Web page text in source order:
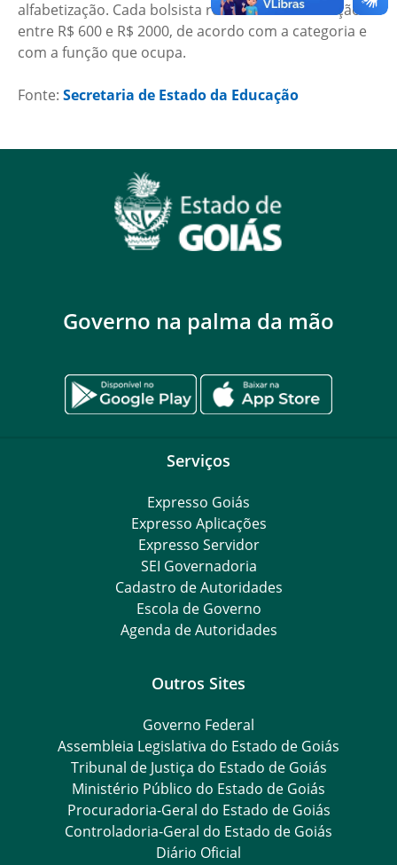
alfabetização. Cada bolsista receberá remuneração
entre R$ 600 e R$ 2000, de acordo com a categoria e
com a função que ocupa.
Fonte: Secretaria de Estado da Educação
Governo na palma da mão
Serviços
Expresso Goiás
Expresso Aplicações
Expresso Servidor
SEI Governadoria
Cadastro de Autoridades
Escola de Governo
Agenda de Autoridades
Outros Sites
Governo Federal
Assembleia Legislativa do Estado de Goiás
Tribunal de Justiça do Estado de Goiás
Ministério Público do Estado de Goiás
Procuradoria-Geral do Estado de Goiás
Controladoria-Geral do Estado de Goiás
Diário Oficial